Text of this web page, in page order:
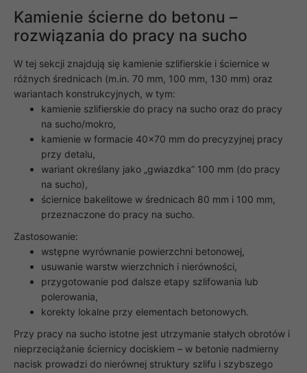
Kamienie ścierne do betonu –
rozwiązania do pracy na sucho
W tej sekcji znajdują się kamienie szlifierskie i ściernice w
różnych średnicach (m.in. 70 mm, 100 mm, 130 mm) oraz
wariantach konstrukcyjnych, w tym:
kamienie szlifierskie do pracy na sucho oraz do pracy
na sucho/mokro,
kamienie w formacie 40x70 mm do precyzyjnej pracy
przy detalu,
wariant określany jako „gwiazdka” 100 mm (do pracy
na sucho),
ściernice bakelitowe w średnicach 80 mm i 100 mm,
przeznaczone do pracy na sucho.
Zastosowanie:
wstępne wyrównanie powierzchni betonowej,
usuwanie warstw wierzchnich i nierówności,
przygotowanie pod dalsze etapy szlifowania lub
polerowania,
korekty lokalne przy elementach betonowych.
Przy pracy na sucho istotne jest utrzymanie stałych obrotów i
nieprzeciążanie ściernicy dociskiem – w betonie nadmierny
nacisk prowadzi do nierównej struktury szlifu i szybszego